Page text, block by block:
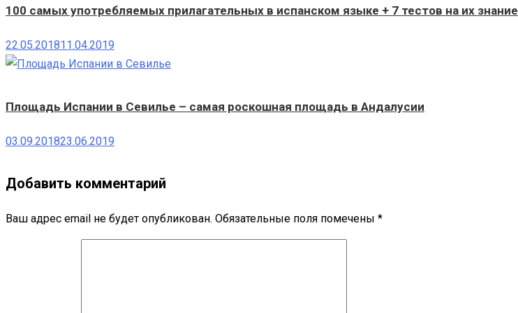
100 самых употребляемых прилагательных в испанском языке + 7 тестов на их знание
22.05.201811.04.2019
Площадь Испании в Севилье – самая роскошная площадь в Андалусии
03.09.201823.06.2019
Добавить комментарий
Ваш адрес email не будет опубликован. Обязательные поля помечены *